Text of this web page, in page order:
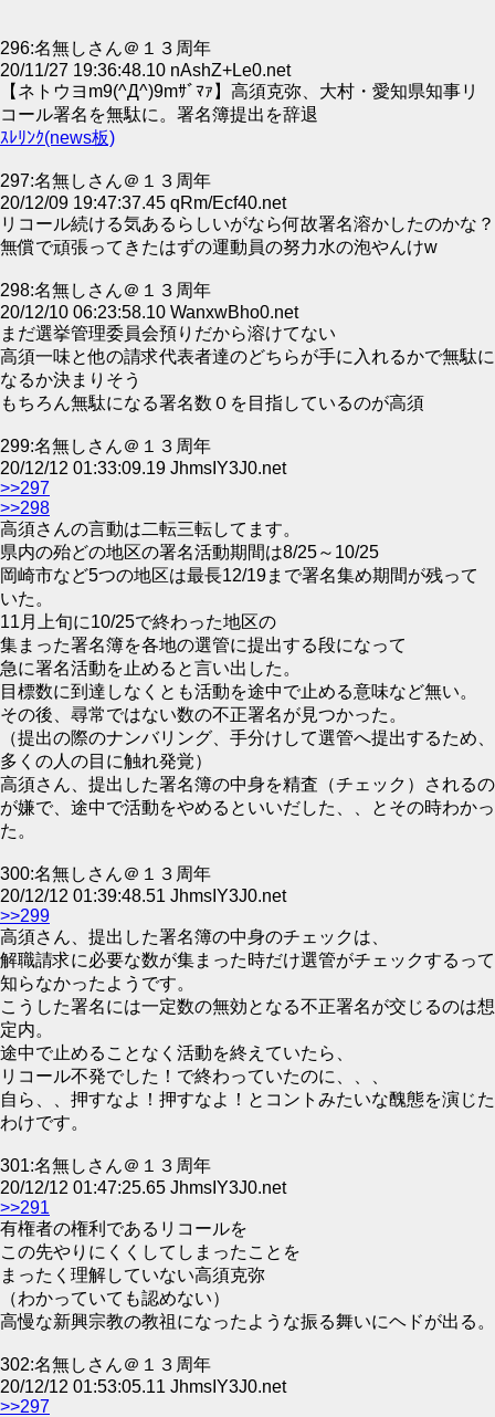
296:名無しさん＠１３周年
20/11/27 19:36:48.10 nAshZ+Le0.net
【ネトウヨm9(^Д^)9mｻﾞﾏｧ】高須克弥、大村・愛知県知事リ
コール署名を無駄に。署名簿提出を辞退
ｽﾚﾘﾝｸ(news板)
297:名無しさん＠１３周年
20/12/09 19:47:37.45 qRm/Ecf40.net
リコール続ける気あるらしいがなら何故署名溶かしたのかな？
無償で頑張ってきたはずの運動員の努力水の泡やんけw
298:名無しさん＠１３周年
20/12/10 06:23:58.10 WanxwBho0.net
まだ選挙管理委員会預りだから溶けてない
高須一味と他の請求代表者達のどちらが手に入れるかで無駄に
なるか決まりそう
もちろん無駄になる署名数０を目指しているのが高須
299:名無しさん＠１３周年
20/12/12 01:33:09.19 JhmsIY3J0.net
>>297
>>298
高須さんの言動は二転三転してます。
県内の殆どの地区の署名活動期間は8/25～10/25
岡崎市など5つの地区は最長12/19まで署名集め期間が残って
いた。
11月上旬に10/25で終わった地区の
集まった署名簿を各地の選管に提出する段になって
急に署名活動を止めると言い出した。
目標数に到達しなくとも活動を途中で止める意味など無い。
その後、尋常ではない数の不正署名が見つかった。
（提出の際のナンバリング、手分けして選管へ提出するため、
多くの人の目に触れ発覚）
高須さん、提出した署名簿の中身を精査（チェック）されるの
が嫌で、途中で活動をやめるといいだした、、とその時わかっ
た。
300:名無しさん＠１３周年
20/12/12 01:39:48.51 JhmsIY3J0.net
>>299
高須さん、提出した署名簿の中身のチェックは、
解職請求に必要な数が集まった時だけ選管がチェックするって
知らなかったようです。
こうした署名には一定数の無効となる不正署名が交じるのは想
定内。
途中で止めることなく活動を終えていたら、
リコール不発でした！で終わっていたのに、、、
自ら、、押すなよ！押すなよ！とコントみたいな醜態を演じた
わけです。
301:名無しさん＠１３周年
20/12/12 01:47:25.65 JhmsIY3J0.net
>>291
有権者の権利であるリコールを
この先やりにくくしてしまったことを
まったく理解していない高須克弥
（わかっていても認めない）
高慢な新興宗教の教祖になったような振る舞いにヘドが出る。
302:名無しさん＠１３周年
20/12/12 01:53:05.11 JhmsIY3J0.net
>>297